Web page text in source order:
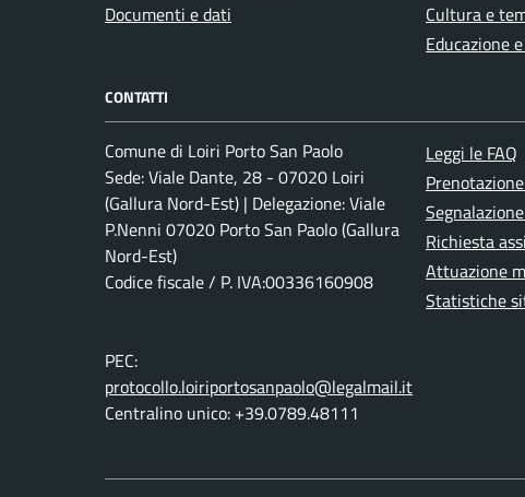
Documenti e dati
Cultura e
Educazione
CONTATTI
Comune di Loiri Porto San Paolo
Sede: Viale Dante, 28 - 07020 Loiri
(Gallura Nord-Est) | Delegazione: Viale
P.Nenni 07020 Porto San Paolo (Gallura
Nord-Est)
Codice fiscale / P. IVA:00336160908
PEC:
protocollo.loiriportosanpaolo@legalmail.it
Centralino unico: +39.0789.48111
Leggi le FAQ
Richiesta
Attuazione
Statistiche